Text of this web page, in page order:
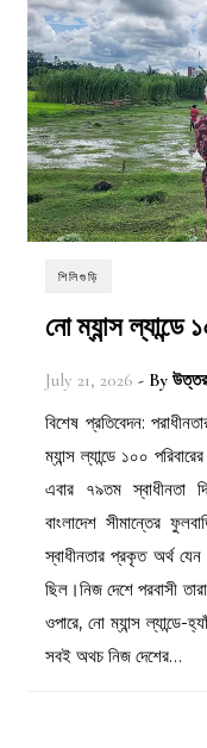
শিলিগুড়ি
নো ম্যান্স
July 21, 2026 - By
বিশেষ প্রতিবেদন: পরাধীনতার শৃঙ্খল ভেঙে স্বাধীনতার আলো: চম্পকগছের নো
ম্যান্স ল্যান্ডে ১০০
এবার ৭৯তম স্বাধীনতা
বাংলাদেশ সীমান্তের
স্বাধীনতার প্রকৃত অর্থ
ছিল।নিজ দেশে পরবাসী
ওপারে, নো ম্যান্স ল্যান্ডে-
সবই অথচ নিজ দেশের…